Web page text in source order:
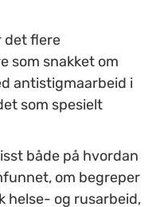
det flere
som snakket om
antistigmaarbeid i
som spesielt
både på hvordan
om begreper
helse- og rusarbeid,